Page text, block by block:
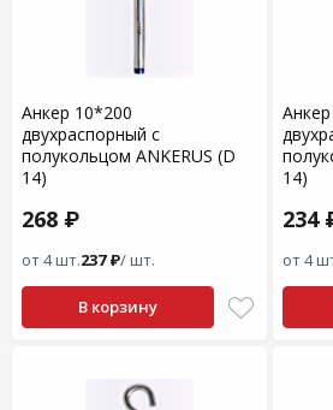
Анкер 10*200
двухраспорный с
полукольцом ANKERUS (D
14)
268 ₽
от 4 шт.237 ₽/ шт.
В корзину
14)
234
от 4